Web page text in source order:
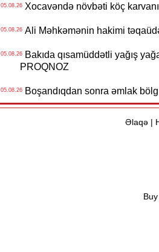
05.08.26Xocavəndə növbəti köç
05.08.26Ali Məhkəmənin hakimi
05.08.26Bakıda qısamüddətli yağış
PROQNOZ
05.08.26Boşandıqdan sonra əmlak
Əlaqə|